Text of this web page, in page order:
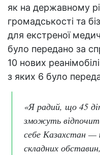
як на державному
громадськості та
для екстреної
було передано за
10 нових
з яких 6 було
«Я радий, що 45
зможуть
себе Казахстан —
складних